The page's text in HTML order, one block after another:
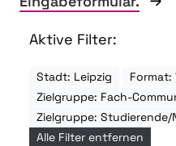
Aktive Filter:
Stadt: Leipzig
Format:
Zielgruppe: Fach-
Zielgruppe:
Alle Filter entfernen